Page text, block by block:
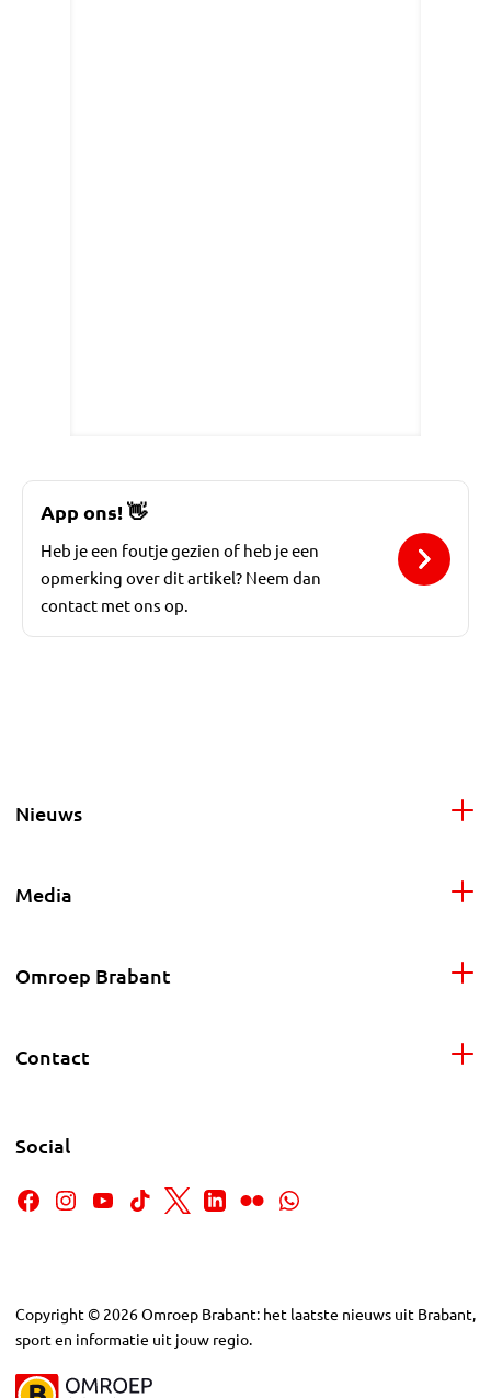
App ons!👋
Heb je een foutje gezien of heb je een
opmerking over dit artikel? Neem dan
contact met ons op.
Nieuws
Media
Omroep Brabant
Contact
Social
Copyright © 2026Omroep Brabant: het laatste nieuws uit Brabant,
sport en informatie uit jouw regio.